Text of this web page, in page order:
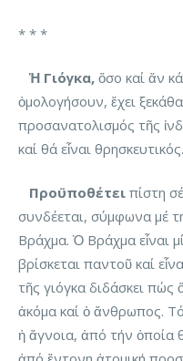
* * *
Ἡ Γιόγκα, ὅσο καί ἄν
ὁμολογήσουν, ἔχει
προσανατολισμός τῆς
καί θά εἶναι θρησκευτικός.
Προϋποθέτει πίστη
συνδέεται, σύμφωνα μέ
Βράχμα. Ὁ Βράχμα εἶναι
βρίσκεται παντοῦ καί
τῆς γιόγκα διδάσκει πώς
ἀκόμα καί ὁ ἄνθρωπος.
ἡ ἄγνοια, ἀπό τήν ὁποία